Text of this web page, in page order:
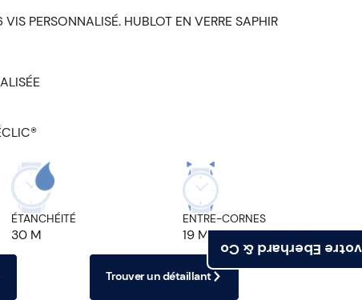
Trouvez votre
PERSONNALISÉ. HUBLOT EN VERRE SAPHIR
ÉTANCHÉITÉ
30 M
ENTRE-CORNES
19 MM
Trouver un détaillant